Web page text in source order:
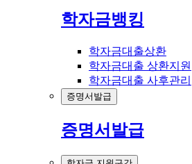
학자금뱅킹
학자금대출상환
학자금대출 상환지원
학자금대출 사후관리
증명서발급
증명서발급